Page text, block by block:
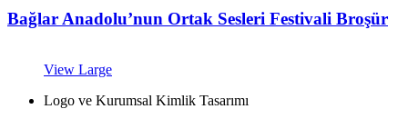
Bağlar Anadolu’nun Ortak Sesleri Festivali Broşür
View Large
Logo ve Kurumsal Kimlik Tasarımı